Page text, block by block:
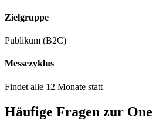
Zielgruppe
Publikum (B2C)
Messezyklus
Findet alle 12 Monate statt
Häufige Fragen zur